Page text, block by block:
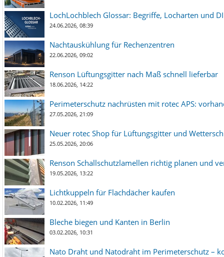
LochLochblech Glossar: Begriffe, Locharten und
24.06.2026, 08:39
Nachtauskühlung für Rechenzentren
22.06.2026, 09:02
Renson Lüftungsgitter nach Maß schnell lieferbar
18.06.2026, 14:22
Perimeterschutz nachrüsten mit rotec APS:
27.05.2026, 21:09
Neuer rotec Shop für Lüftungsgitter und
25.05.2026, 20:06
Renson Schallschutzlamellen richtig planen und
19.05.2026, 13:22
Lichtkuppeln für Flachdächer kaufen
10.02.2026, 11:49
Bleche biegen und Kanten in Berlin
03.02.2026, 10:31
Nato Draht und Natodraht im Perimeterschutz –